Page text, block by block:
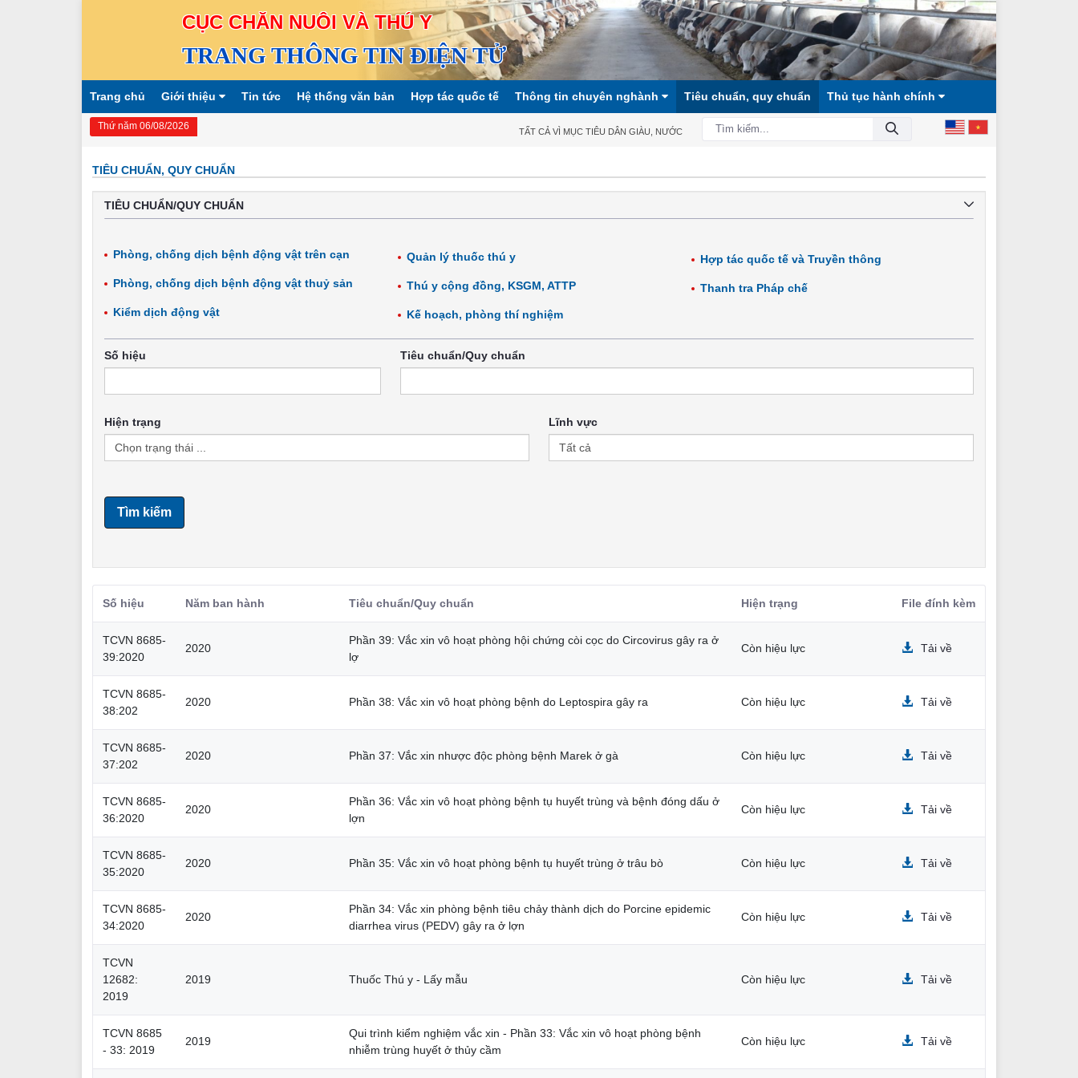
CỤC CHĂN NUÔI VÀ THÚ Y
TRANG THÔNG TIN ĐIỆN TỬ
Trang chủ Giới thiệu Tin tức Hệ thống văn bản Hợp tác quốc tế Thông tin chuyên nghành Tiêu chuẩn, quy chuẩn Thủ tục hành chính
Thứ năm 06/08/2026 TẤT CẢ VÌ MỤC TIÊU DÂN GIÀU, NƯỚC MẠNH, XÃ HỘI CÔNG BẰNG, DÂN CHỦ, VĂN MINH!
TIÊU CHUẨN, QUY CHUẨN
TIÊU CHUẨN/QUY CHUẨN
Phòng, chống dịch bệnh động vật trên cạn
Phòng, chống dịch bệnh động vật thuỷ sản
Kiểm dịch động vật
Quản lý thuốc thú y
Thú y cộng đồng, KSGM, ATTP
Kế hoạch, phòng thí nghiệm
Hợp tác quốc tế và Truyền thông
Thanh tra Pháp chế
Số hiệu Tiêu chuẩn/Quy chuẩn
Hiện trạng Lĩnh vực
Tìm kiếm
Số hiệu Năm ban hành Tiêu chuẩn/Quy chuẩn Hiện trạng File đính kèm
TCVN 8685-
39:2020
2020
Phần 39: Vắc xin vô hoạt phòng hội chứng còi cọc do Circovirus gây ra ở
lợ
Còn hiệu lực Tải về
TCVN 8685-
38:202
2020 Phần 38: Vắc xin vô hoạt phòng bệnh do Leptospira gây ra Còn hiệu lực Tải về
TCVN 8685-
37:202
2020 Phần 37: Vắc xin nhược độc phòng bệnh Marek ở gà Còn hiệu lực Tải về
TCVN 8685-
36:2020
2020
Phần 36: Vắc xin vô hoạt phòng bệnh tụ huyết trùng và bệnh đóng dấu ở
lợn
Còn hiệu lực Tải về
TCVN 8685-
35:2020
2020 Phần 35: Vắc xin vô hoạt phòng bệnh tụ huyết trùng ở trâu bò Còn hiệu lực Tải về
TCVN 8685-
34:2020
2020
Phần 34: Vắc xin phòng bệnh tiêu chảy thành dịch do Porcine epidemic
diarrhea virus (PEDV) gây ra ở lợn
Còn hiệu lực Tải về
TCVN
12682:
2019
2019 Thuốc Thú y - Lấy mẫu Còn hiệu lực Tải về
TCVN 8685
- 33: 2019
2019
Qui trình kiểm nghiệm vắc xin - Phần 33: Vắc xin vô hoạt phòng bệnh
nhiễm trùng huyết ở thủy cầm
Còn hiệu lực Tải về